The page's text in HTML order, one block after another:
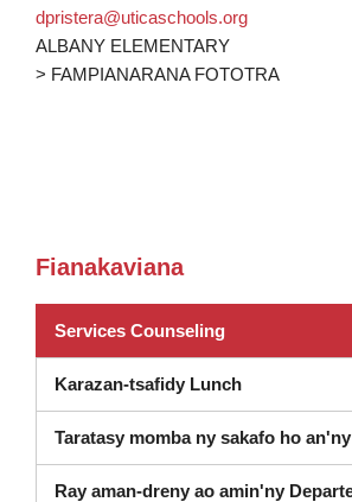
dpristera@uticaschools.org
ALBANY ELEMENTARY
> FAMPIANARANA FOTOTRA
Fianakaviana
Services Counseling(misokatra
Karazan-tsafidy Lunch
Taratasy momba ny sakafo ho
Ray aman-dreny ao amin'ny